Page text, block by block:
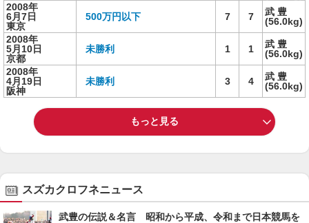
2008年
6月7日
東京
500万円以下 7 7
武 豊
(56.0kg)
2008年
5月10日
京都
未勝利 1 1
武 豊
(56.0kg)
2008年
4月19日
阪神
未勝利 3 4
武 豊
(56.0kg)
もっと見る
スズカクロフネニュース
武豊の伝説＆名言 昭和から平成、令和まで日本競馬を